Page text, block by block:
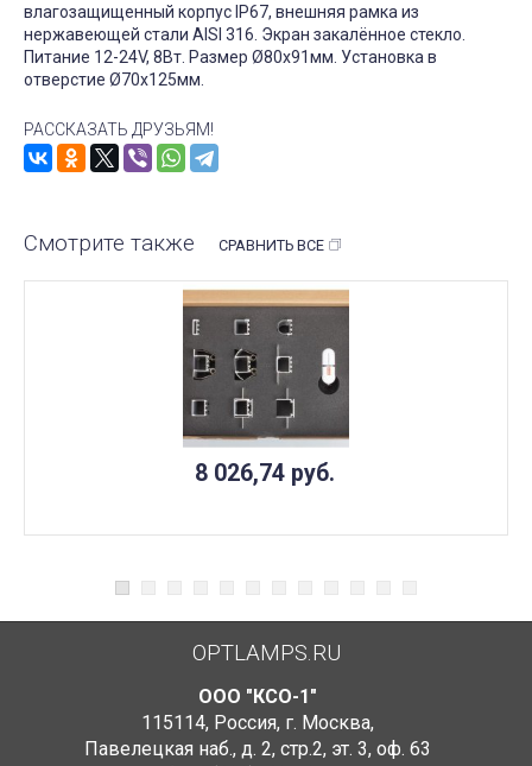
влагозащищенный корпус IP67, внешняя рамка из
нержавеющей стали AISI 316. Экран закалённое стекло.
Питание 12-24V, 8Вт. Размер Ø80x91мм. Установка в
отверстие Ø70x125мм.
РАССКАЗАТЬ ДРУЗЬЯМ!
Смотрите также СРАВНИТЬ ВСЕ
8 026,74 руб.
OPTLAMPS.RU
ООО "КСО-1"
115114, Россия, г. Москва,
Павелецкая наб., д. 2, стр.2, эт. 3, оф. 63